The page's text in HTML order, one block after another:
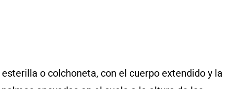
o colchoneta, con el cuerpo extendido y la